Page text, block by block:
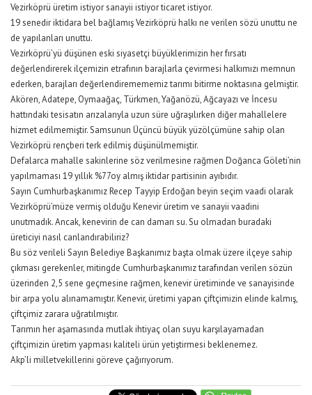
Vezirköprü üretim istiyor sanayii istiyor ticaret istiyor.
19 senedir iktidara bel bağlamış Vezirköprü halkı ne verilen sözü unuttu ne
de yapılanları unuttu.
Vezirköprü’yü düşünen eski siyasetçi büyüklerimizin her fırsatı
değerlendirerek ilçemizin etrafının barajlarla çevirmesi halkımızı memnun
ederken, barajları değerlendiremememiz tarımı bitirme noktasına gelmiştir.
Akören, Adatepe, Oymaağaç, Türkmen, Yağanözü, Ağcayazı ve İncesu
hattındaki tesisatın arızalarıyla uzun süre uğraşılırken diğer mahallelere
hizmet edilmemiştir. Samsunun Üçüncü büyük yüzölçümüne sahip olan
Vezirköprü rençberi terk edilmiş düşünülmemiştir.
Defalarca mahalle sakinlerine söz verilmesine rağmen Doğanca Göleti’nin
yapılmaması 19 yıllık %77oy almış iktidar partisinin ayıbıdır.
Sayın Cumhurbaşkanımız Recep Tayyip Erdoğan beyin seçim vaadi olarak
Vezirköprü’müze vermiş olduğu Kenevir üretim ve sanayii vaadini
unutmadık. Ancak, kenevirin de can damarı su. Su olmadan buradaki
üreticiyi nasıl canlandırabiliriz?
Bu söz verileli Sayın Belediye Başkanımız başta olmak üzere ilçeye sahip
çıkması gerekenler, mitingde Cumhurbaşkanımız tarafından verilen sözün
üzerinden 2,5 sene geçmesine rağmen, kenevir üretiminde ve sanayisinde
bir arpa yolu alınamamıştır. Kenevir, üretimi yapan çiftçimizin elinde kalmış,
çiftçimiz zarara uğratılmıştır.
Tarımın her aşamasında mutlak ihtiyaç olan suyu karşılayamadan
çiftçimizin üretim yapması kaliteli ürün yetiştirmesi beklenemez.
Akp’li milletvekillerini göreve çağırıyorum.